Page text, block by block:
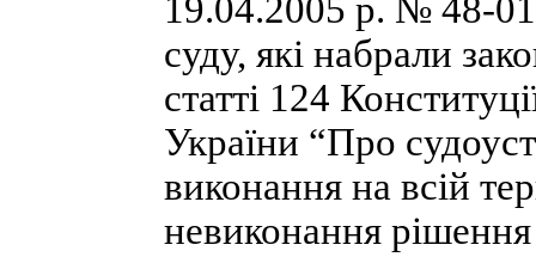
19.04.2005 р. № 48-
суду, які набрали
статті 124
України “Про
виконання на всій
невиконання